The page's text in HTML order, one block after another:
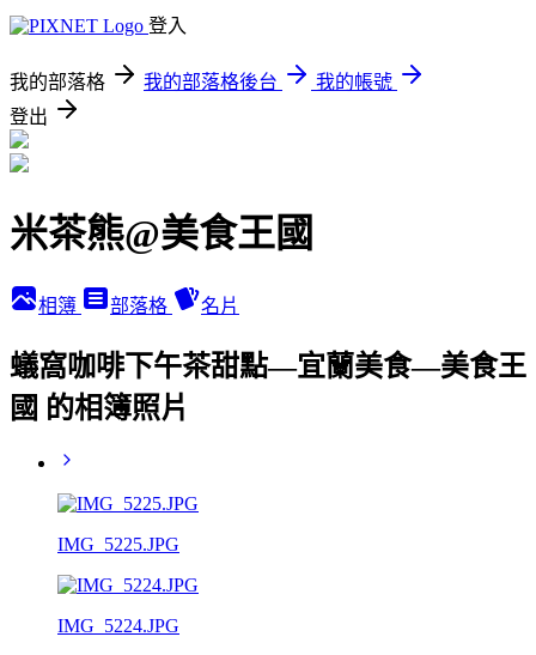
登入
我的部落格 我的部落格後台
我的帳號
登出
米茶熊@美食王國
相簿 部落格 名片
蟻窩咖啡下午茶甜點—宜蘭美食—美食王
國 的相簿照片
IMG_5225.JPG
IMG_5224.JPG